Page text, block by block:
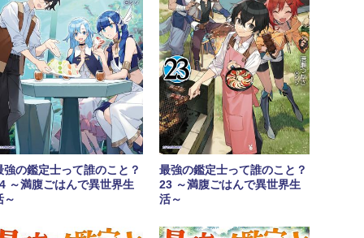
強の鑑定士って誰のこと？
～満腹ごはんで異世界生
～
最強の鑑定士って誰のこと？
23 ～満腹ごはんで異世界生
活～